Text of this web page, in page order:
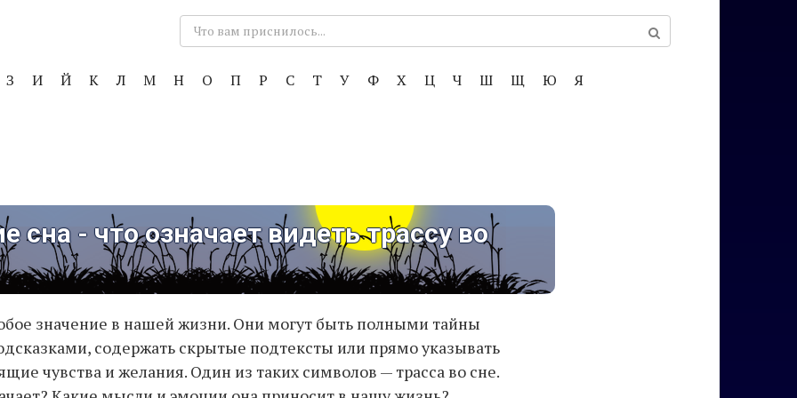
Поиск:
З И Й К Л М Н О П Р С Т У Ф Х Ц Ч Ш Щ Ю Я
сна - что означает видеть трассу во
значение в нашей жизни. Они могут быть полными тайны
содержать скрытые подтексты или прямо указывать
чувства и желания. Один из таких символов — трасса во сне.